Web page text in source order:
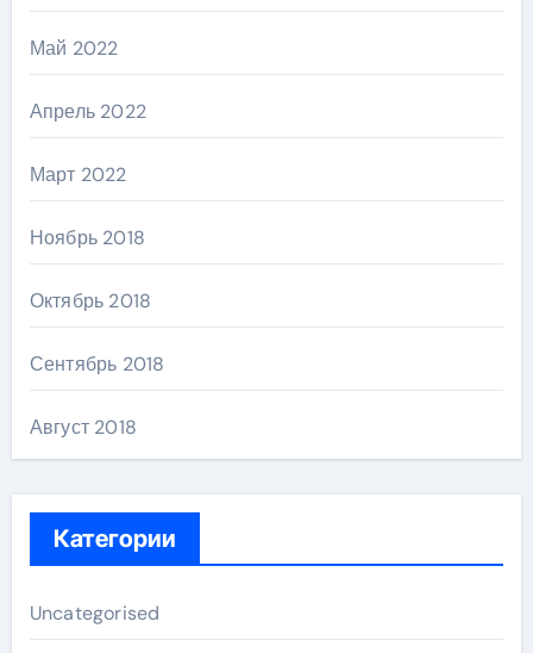
Май 2022
Апрель 2022
Март 2022
Ноябрь 2018
Октябрь 2018
Сентябрь 2018
Август 2018
Категории
Uncategorised